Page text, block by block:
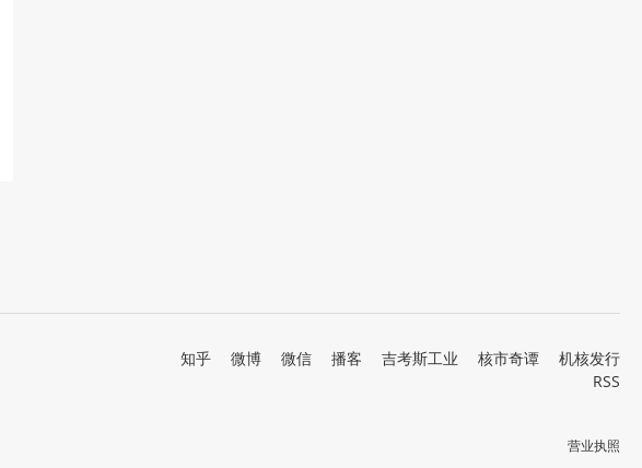
知乎 微博 微信 播客 吉考斯工业 核市奇谭
机核发行
RSS
营业执照